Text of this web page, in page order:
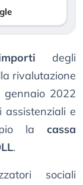
degli
rivalutazione
gennaio 2022
e
la cassa
.
sociali